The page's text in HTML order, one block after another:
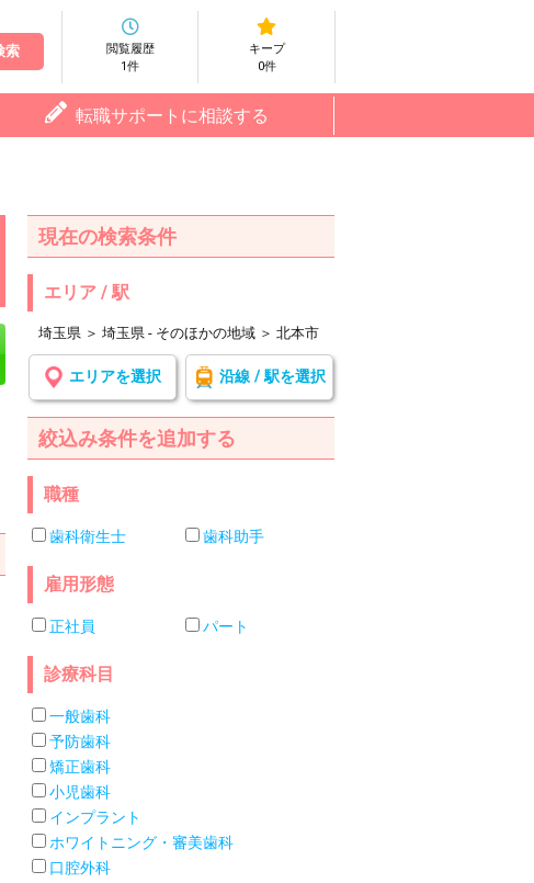
閲覧履歴
1件
キープ
0件
転職サポートに相談する
現在の検索条件
エリア / 駅
埼玉県 ＞ 埼玉県 - そのほかの地域 ＞ 北本市
エリアを選択 沿線 / 駅を選択
絞込み条件を追加する
職種
歯科衛生士 歯科助手
雇用形態
正社員 パート
診療科目
一般歯科
予防歯科
矯正歯科
小児歯科
インプラント
ホワイトニング・審美歯科
口腔外科